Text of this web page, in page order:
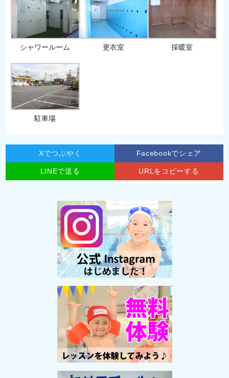
シャワールーム 更衣室 採暖室
駐車場
Xでつぶやく Facebookでシェア
LINEで送る URLをコピーする